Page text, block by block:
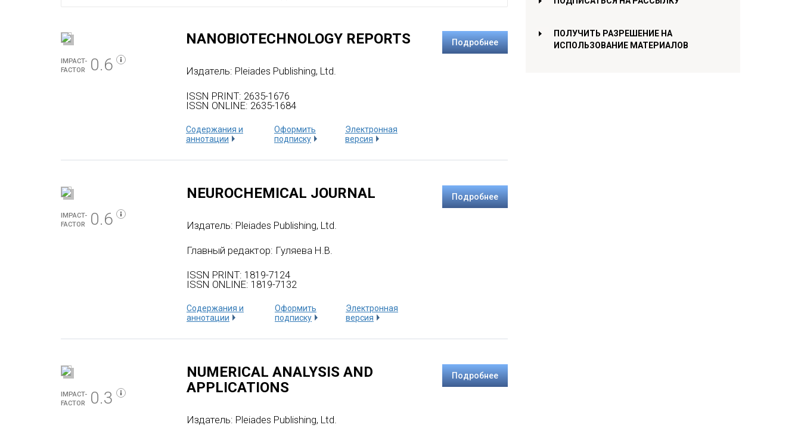
IMPACT-
FACTOR
0.6
NANOBIOTECHNOLOGY REPORTS
Издатель: Pleiades Publishing, Ltd.
ISSN PRINT: 2635-1676
ISSN ONLINE: 2635-1684
Содержания и
аннотации
Оформить
подписку
Электронная
версия
Подробнее
IMPACT-
FACTOR
0.6
NEUROCHEMICAL JOURNAL
Издатель: Pleiades Publishing, Ltd.
Главный редактор: Гуляева Н.В.
ISSN PRINT: 1819-7124
ISSN ONLINE: 1819-7132
Содержания и
аннотации
Оформить
подписку
Электронная
версия
Подробнее
IMPACT-
FACTOR
0.3
NUMERICAL ANALYSIS AND
APPLICATIONS
Издатель: Pleiades Publishing, Ltd.
Подробнее
ПОЛУЧИТЬ РАЗРЕШЕНИЕ НА
ИСПОЛЬЗОВАНИЕ МАТЕРИАЛОВ